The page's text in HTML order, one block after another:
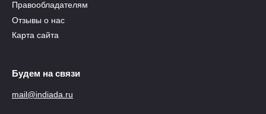
Правообладателям
Отзывы о нас
Карта сайта
Будем на связи
mail@indiada.ru